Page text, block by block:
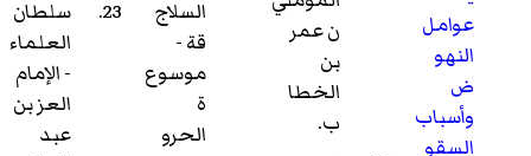
عوامل
النهو
ض
وأسباب
السقو
ن عمر
بن
الخطا
ب.
السلاج
قة -
موسوع
ة
الحرو
سلطان
العلماء
- الإمام
العز بن
عبد